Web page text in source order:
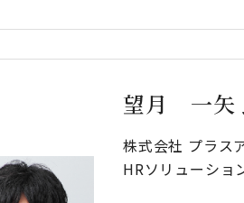
望月 一矢
株式会社 プラス
HRソリューシ